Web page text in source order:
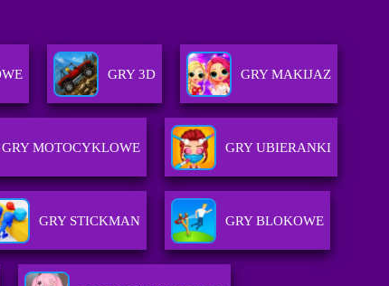
GRY 3D GRY MAKIJAZ
GRY MOTOCYKLOWE GRY UBIERANKI
GRY STICKMAN GRY BLOKOWE